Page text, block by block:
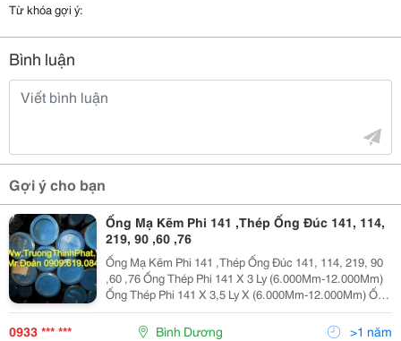
Từ khóa gợi ý:
Bình luận
Gợi ý cho bạn
Ống Mạ Kẽm Phi 141 ,Thép Ống Đúc 141, 114,
219, 90 ,60 ,76
Ống Mạ Kẽm Phi 141 ,Thép Ống Đúc 141, 114, 219, 90
,60 ,76 Ống Thép Phi 141 X 3 Ly (6.000Mm-12.000Mm)
Ống Thép Phi 141 X 3,5 Ly X (6.000Mm-12.000Mm) Ống
Thép Phi 141 X 4 Ly X (6.000Mm-12.000Mm) Ống Thép
Phi 141 X 4,5 Ly X (6.000Mm-12.000Mm) Ống
0933 *** *** Bình Dương >1 năm